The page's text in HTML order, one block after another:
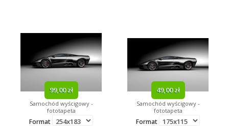
99,00 zł
Samochód wyścigowy -
fototapeta
Format
49,00 zł
Samochód wyścigowy -
fototapeta
Format